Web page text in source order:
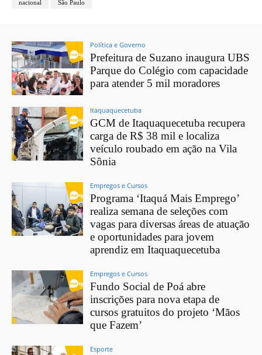
nacional São Paulo
Política e Governo
Prefeitura de Suzano inaugura UBS
Parque do Colégio com capacidade
para atender 5 mil moradores
Itaquaquecetuba
GCM de Itaquaquecetuba recupera
carga de R$ 38 mil e localiza
veículo roubado em ação na Vila
Sônia
Empregos e Cursos
Programa ‘Itaquá Mais Emprego’
realiza semana de seleções com
vagas para diversas áreas de atuação
e oportunidades para jovem
aprendiz em Itaquaquecetuba
Empregos e Cursos
Fundo Social de Poá abre
inscrições para nova etapa de
cursos gratuitos do projeto ‘Mãos
que Fazem’
Esporte